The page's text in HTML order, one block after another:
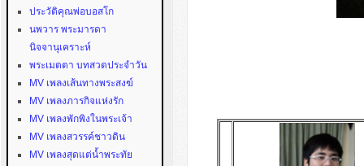
ประวัติคุณพ่อบอสโก
นพวาร พระมารดา
นิจจานุเคราะห์
พระเมตตา บทสวดประจำวัน
MV เพลงเส้นทางพระสงฆ์
MV เพลงภารกิจแห่งรัก
MV เพลงพักพิงในพระเจ้า
MV เพลงสวรรค์ชาวดิน
MV เพลงสุดแต่น้ำพระทัย